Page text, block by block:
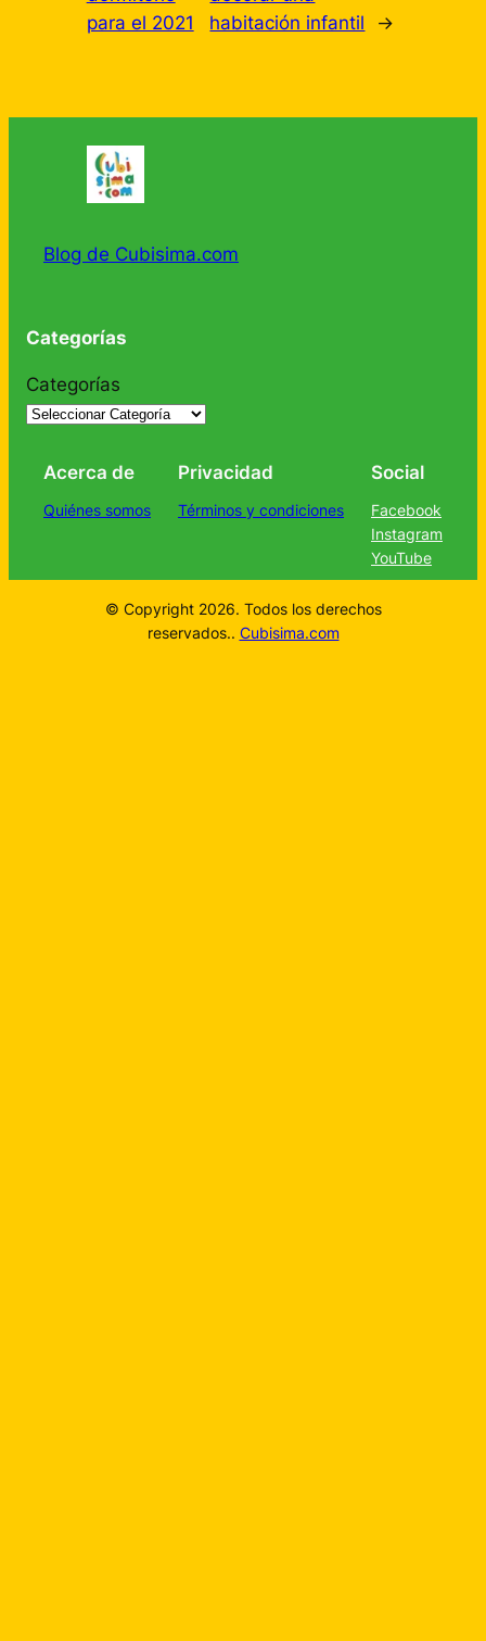
para el 2021
habitación infantil
→
Blog de Cubisima.com
Categorías
Categorías
Acerca de
Quiénes somos
Privacidad
Términos y condiciones
Social
Facebook
Instagram
YouTube
© Copyright 2026. Todos los derechos
reservados.. Cubisima.com